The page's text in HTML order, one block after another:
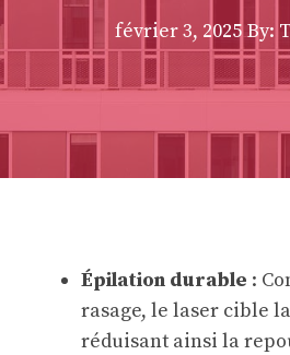
février 3, 2025 By:
Épilation durable :
rasage, le laser cible
réduisant ainsi la